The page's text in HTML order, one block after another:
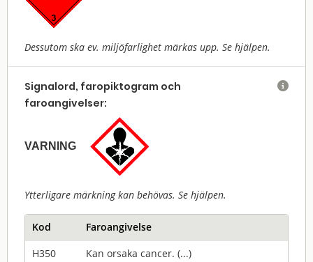
Dessutom ska ev. miljöfarlighet märkas upp. Se hjälpen.
Signalord, faropiktogram och
faroangivelser:
VARNING
Ytterligare märkning kan behövas. Se hjälpen.

Kod
Faroangivelse
H350
Kan orsaka cancer. (...)